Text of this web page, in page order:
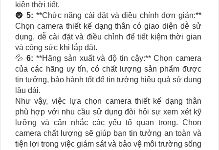
kiện thời tiết.
🌚5: **Chức năng cài đặt và điều chỉnh đơn giản:**
Chọn camera thiết kế dạng thân có giao diện dễ sử
dụng, dễ cài đặt và điều chỉnh để tiết kiệm thời gian
và công sức khi lắp đặt.
💦6: **Hãng sản xuất và độ tin cậy:** Chọn camera
của các hãng uy tín, có chất lượng sản phẩm được
tin tưởng, bảo hành tốt để tin tưởng hiệu quả sử dụng
lâu dài.
Như vậy, việc lựa chọn camera thiết kế dạng thân
phù hợp với nhu cầu sử dụng đòi hỏi sự xem xét kỹ
lưỡng và cân nhắc các yếu tố quan trọng. Chọn
camera chất lượng sẽ giúp bạn tin tưởng an toàn và
tiện lợi trong việc giám sát và bảo vệ môi trường sống